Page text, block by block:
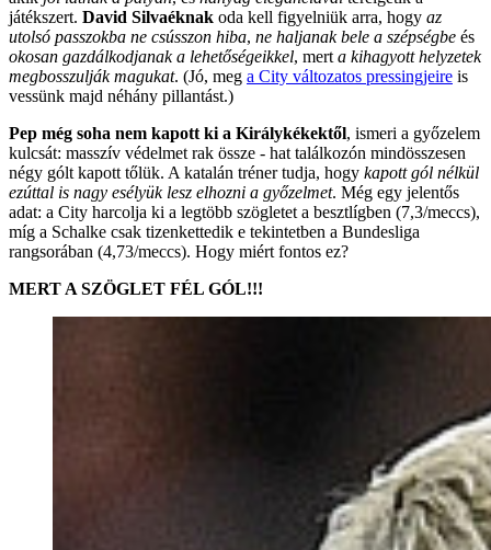
játékszert. David Silvaéknak oda kell figyelniük arra, hogy az
utolsó passzokba ne csússzon hiba, ne haljanak bele a szépségbe és
okosan gazdálkodjanak a lehetőségeikkel, mert a kihagyott helyzetek
megbosszulják magukat. (Jó, meg a City változatos pressingjeire is
vessünk majd néhány pillantást.)
Pep még soha nem kapott ki a Királykékektől, ismeri a győzelem
kulcsát: masszív védelmet rak össze - hat találkozón mindösszesen
négy gólt kapott tőlük. A katalán tréner tudja, hogy kapott gól nélkül
ezúttal is nagy esélyük lesz elhozni a győzelmet. Még egy jelentős
adat: a City harcolja ki a legtöbb szögletet a besztlígben (7,3/meccs),
míg a Schalke csak tizenkettedik e tekintetben a Bundesliga
rangsorában (4,73/meccs). Hogy miért fontos ez?
MERT A SZÖGLET FÉL GÓL!!!